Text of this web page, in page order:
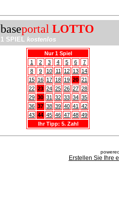
baseportal LOTTO
1 SPIEL kostenlos
Nur 1 Spiel
1
2 3 4 5 6
7
8
9 10 11 12 13 14
15 16 17 18 19 20 21
22 23 24 25 26 27 28
29 30 31 32 33 34 35
36 37 38 39 40 41
42
43 44 45 46 47 48 49
Ihr Tipp: 5. Zahl
Erstellen Sie Ihre